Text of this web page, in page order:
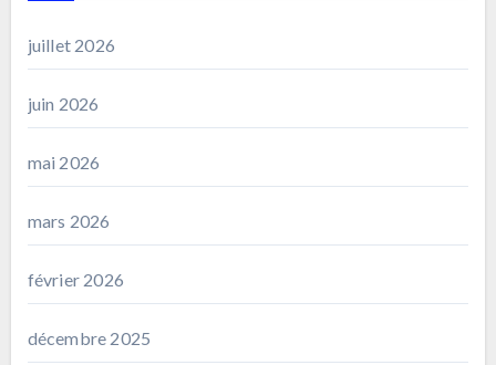
juillet 2026
juin 2026
mai 2026
mars 2026
février 2026
décembre 2025